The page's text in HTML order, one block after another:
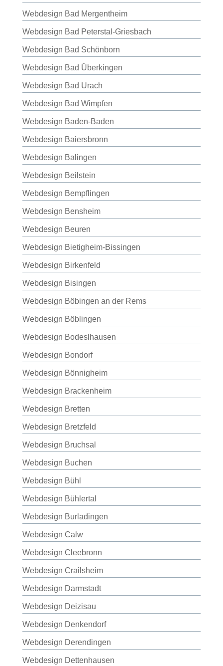
Webdesign Bad Mergentheim
Webdesign Bad Peterstal-Griesbach
Webdesign Bad Schönborn
Webdesign Bad Überkingen
Webdesign Bad Urach
Webdesign Bad Wimpfen
Webdesign Baden-Baden
Webdesign Baiersbronn
Webdesign Balingen
Webdesign Beilstein
Webdesign Bempflingen
Webdesign Bensheim
Webdesign Beuren
Webdesign Bietigheim-Bissingen
Webdesign Birkenfeld
Webdesign Bisingen
Webdesign Böbingen an der Rems
Webdesign Böblingen
Webdesign Bodeslhausen
Webdesign Bondorf
Webdesign Bönnigheim
Webdesign Brackenheim
Webdesign Bretten
Webdesign Bretzfeld
Webdesign Bruchsal
Webdesign Buchen
Webdesign Bühl
Webdesign Bühlertal
Webdesign Burladingen
Webdesign Calw
Webdesign Cleebronn
Webdesign Crailsheim
Webdesign Darmstadt
Webdesign Deizisau
Webdesign Denkendorf
Webdesign Derendingen
Webdesign Dettenhausen